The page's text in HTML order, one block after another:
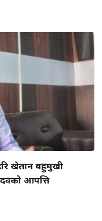
खेतान बहुमुखी
आपत्ति